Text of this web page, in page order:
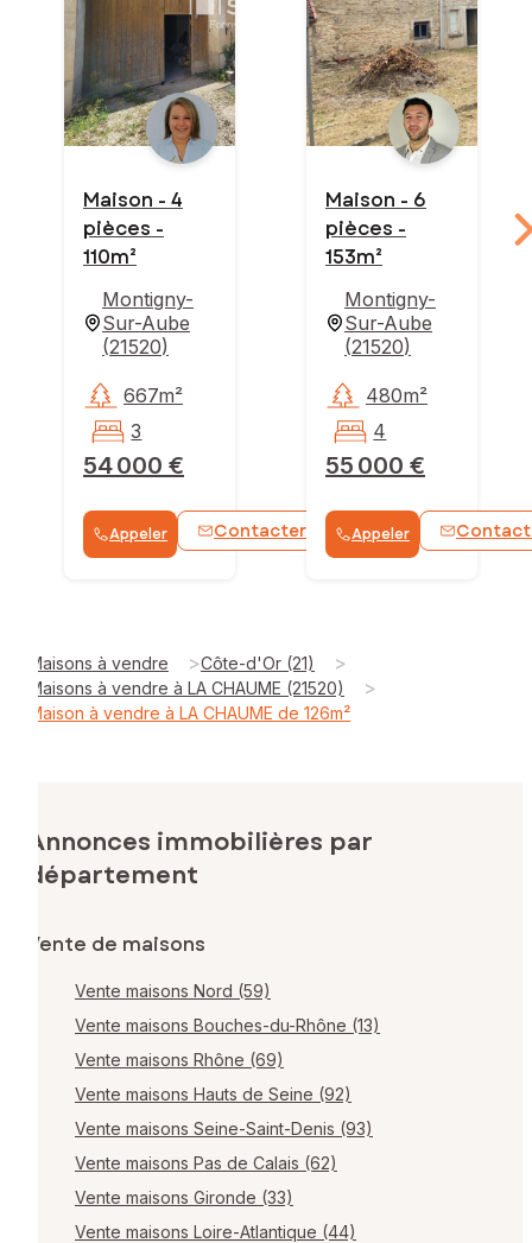
Maison - 4
pièces -
110m²
Montigny-
Sur-Aube
(21520)
54 000 €
667m²
3
Appeler Contacter WhatsApp
Maison - 6
pièces -
153m²
Montigny-
Sur-Aube
(21520)
55 000 €
480m²
4
Appeler
Maisons à vendre >Côte-d'Or (21) >
Maisons à vendre à LA CHAUME (21520) >
Maison à vendre à LA CHAUME de 126m²
Annonces immobilières par
département
Vente de maisons
Vente maisons Nord (59)
Vente maisons Bouches-du-Rhône (13)
Vente maisons Rhône (69)
Vente maisons Hauts de Seine (92)
Vente maisons Seine-Saint-Denis (93)
Vente maisons Pas de Calais (62)
Vente maisons Gironde (33)
Vente maisons Loire-Atlantique (44)